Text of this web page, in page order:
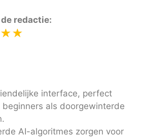
redactie:
interface, perfect
beginners als doorgewinterde
AI-algoritmes zorgen voor